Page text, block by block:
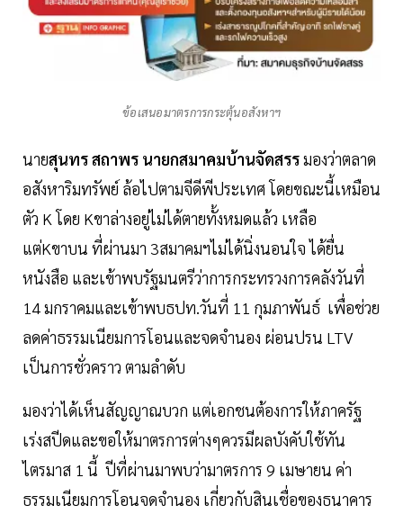
ข้อเสนอมาตรการกระตุ้นอสังหาฯ
นายสุนทร สถาพร นายกสมาคมบ้านจัดสรรมองว่าตลาด
อสังหาริมทรัพย์ ล้อไปตามจีดีพีประเทศ โดยขณะนี้เหมือน
ตัว K โดย Kขาล่างอยู่ไม่ได้ตายทั้งหมดแล้ว เหลือ
แต่Kขาบน ที่ผ่านมา 3สมาคมฯไม่ได้นิ่งนอนใจ ได้ยื่น
หนังสือ และเข้าพบรัฐมนตรีว่าการกระทรวงการคลังวันที่
14 มกราคมและเข้าพบธปท.วันที่ 11 กุมภาพันธ์ เพื่อช่วย
ลดค่าธรรมเนียมการโอนและจดจำนอง ผ่อนปรน LTV
เป็นการชั่วคราว ตามลำดับ
มองว่าได้เห็นสัญญาณบวก แต่เอกชนต้องการให้ภาครัฐ
เร่งสปีดและขอให้มาตรการต่างๆควรมีผลบังคับใช้ทัน
ไตรมาส 1 นี้ ปีที่ผ่านมาพบว่ามาตรการ 9 เมษายน ค่า
ธรรมเนียมการโอนจดจำนอง เกี่ยวกับสินเชื่อของธนาคาร